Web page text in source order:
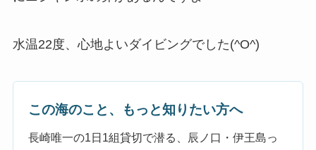
水温22度、心地よいダイビングでした(^O^)
この海のこと、もっと知りたい方へ
長崎唯一の1日1組貸切で潜る、辰ノ口・伊王島っ